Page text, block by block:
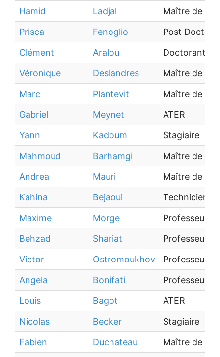
Hamid
Ladjal
Maître de
Prisca
Fenoglio
Post
Clément
Aralou
Doctorant
Véronique
Deslandres
Maître de
Marc
Plantevit
Maître de
Gabriel
Meynet
ATER
Yann
Kadoum
Stagiaire
Mahmoud
Barhamgi
Maître de
Andrea
Mauri
Maître de
Kahina
Bejaoui
Technicien
Maxime
Morge
Professeur
Behzad
Shariat
Professeur
Victor
Ostromoukhov
Professeur
Angela
Bonifati
Professeur
Louis
Bagot
ATER
Nicolas
Becker
Stagiaire
Fabien
Duchateau
Maître de